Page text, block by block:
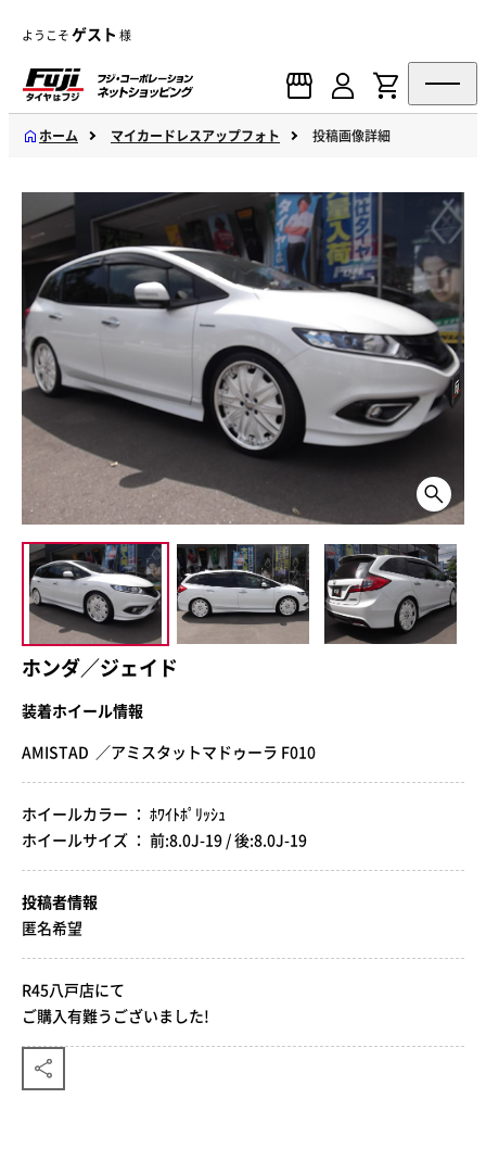
ようこそゲスト 様
ホーム マイカードレスアップフォト 投稿画像詳細
ホンダ／ジェイド
装着ホイール情報
AMISTAD ／アミスタットマドゥーラ F010
ホイールカラー ： ﾎﾜｲﾄﾎﾟﾘｯｼｭ
ホイールサイズ ： 前:8.0J-19 / 後:8.0J-19
投稿者情報
匿名希望
R45八戸店にて
ご購入有難うございました!